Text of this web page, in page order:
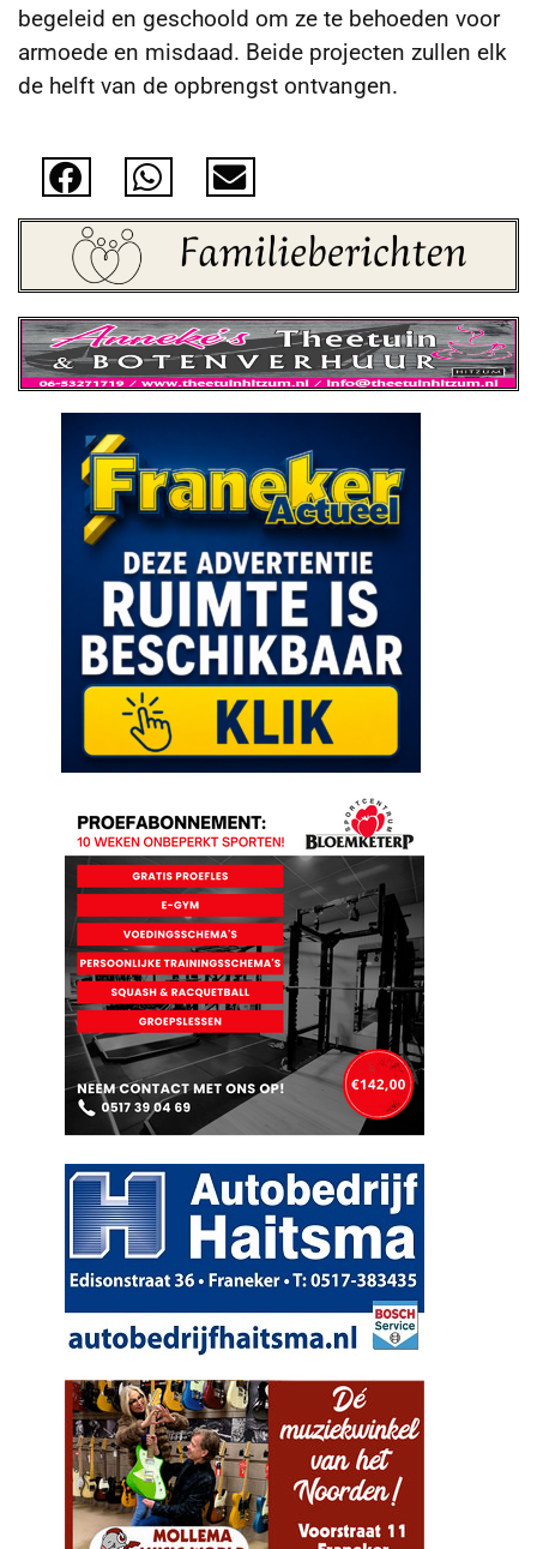
begeleid en geschoold om ze te behoeden voor
armoede en misdaad. Beide projecten zullen elk
de helft van de opbrengst ontvangen.